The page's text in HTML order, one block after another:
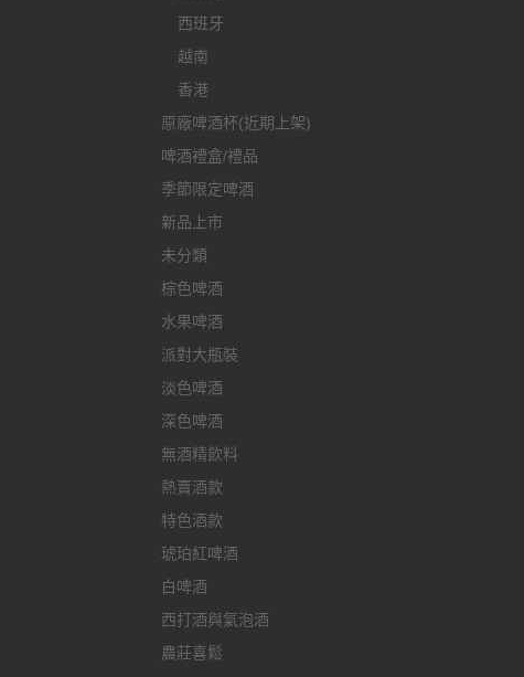
西班牙
越南
香港
原廠啤酒杯(近期上架)
啤酒禮盒/禮品
季節限定啤酒
新品上市
未分類
棕色啤酒
水果啤酒
派對大瓶裝
淡色啤酒
深色啤酒
無酒精飲料
熱賣酒款
特色酒款
琥珀紅啤酒
白啤酒
西打酒與氣泡酒
農莊喜鬆